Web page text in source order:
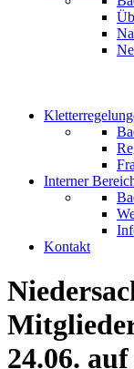
Interner
Kontakt
24.06.